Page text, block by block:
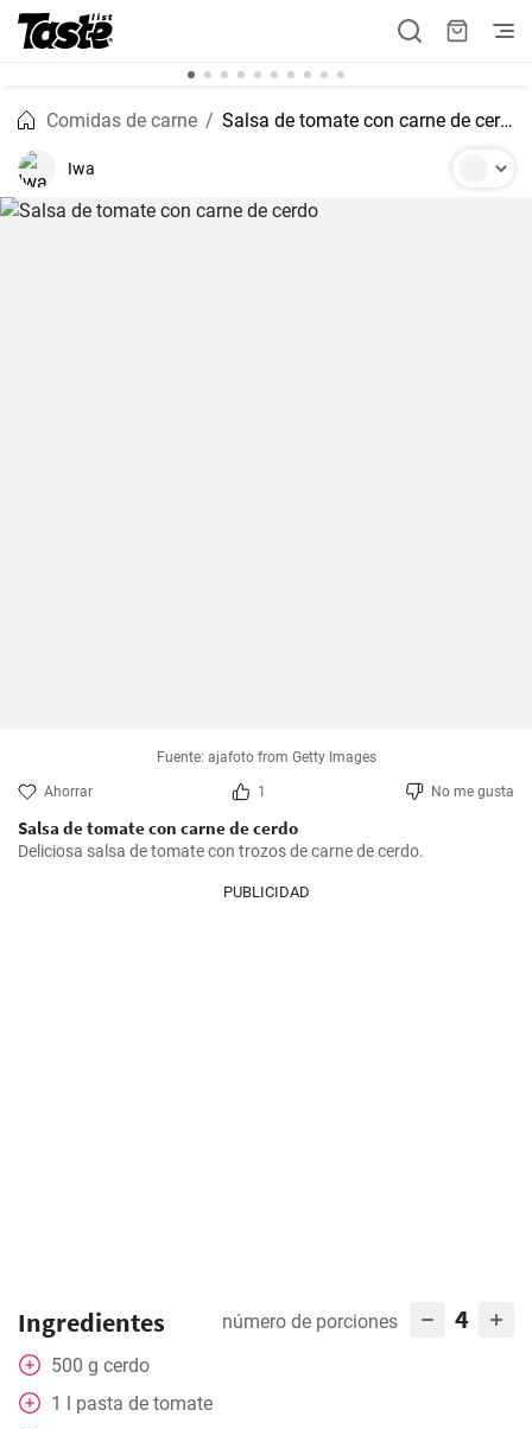
Comidas de carne Salsa de tomate con carne de cerdo
Iwa
Fuente: ajafoto from Getty Images
Ahorrar 1 No me gusta
Salsa de tomate con carne de cerdo
Deliciosa salsa de tomate con trozos de carne de cerdo.
PUBLICIDAD
Ingredientes número de porciones 4
500 g cerdo
1 l pasta de tomate